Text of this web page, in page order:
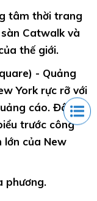
tâm thời trang
Catwalk và
thế giới.
- Quảng
York rực rỡ với
cáo. Đây là
trước công
lớn của New
phương.